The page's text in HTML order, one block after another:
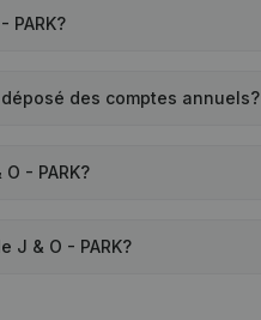
PARK?
des comptes annuels?
- PARK?
J & O - PARK?